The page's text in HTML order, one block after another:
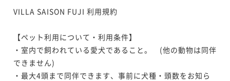
VILLA SAISON FUJI 利用規約
【ペット利用について・利用条件】
・室内で飼われている愛犬であること。　(他の動物は同伴
できません)
・最大4頭まで同伴できます、事前に犬種・頭数をお知ら